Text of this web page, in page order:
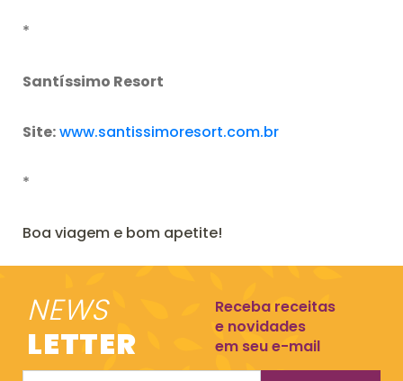
*
Santíssimo Resort
Site:www.santissimoresort.com.br
*
Boa viagem e bom apetite!
NEWS
LETTER
Receba receitas
e novidades
em seu e-mail